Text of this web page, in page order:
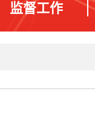
监督工作